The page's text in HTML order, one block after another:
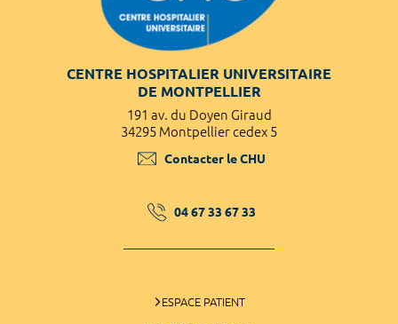
CENTRE HOSPITALIER UNIVERSITAIRE
DE MONTPELLIER
191 av. du Doyen Giraud
34295 Montpellier cedex 5
Contacter le CHU
04 67 33 67 33
ESPACE PATIENT